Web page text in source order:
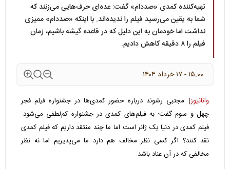
تهیه‌کننده کمدی «صددام» گفت: عده‌ای حرف‌هایی می‌زنند که
شما به یقین می‌رسید فیلم را ندیده‌اند. با اینکه «صددام» ممیزی
نداشت اما خودمان به این دلیل که در قاعده گیشه باشیم، زمان
فیلم را ۸ دقیقه کاهش دادیم.
۱۵:۰۰ - ۱۷ خرداد ۱۴۰۴
وانانیوز| مجتبی رشوند درباره حضور کمدی‌ها در جشنواره فیلم فجر
چهل و سوم گفت: به فیلم‌های کمدی در جشنواره کم‌لطفی می‌شود.
فیلم کمدی در دنیا یک ژانر است اما ما چند منتقد داریم که فیلم کمدی
نقد کنند؟ اگر کسی نظر مخالف هم دارد ما می‌پذیریم اما نه نظر
مخالفی که در آن عناد باشد.